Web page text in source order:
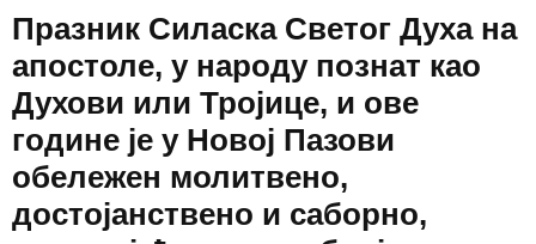
Празник Силаска Светог Духа на
апостоле, у народу познат као
Духови или Тројице, и ове
године је у Новој Пазови
обележен молитвено,
достојанствено и саборно,